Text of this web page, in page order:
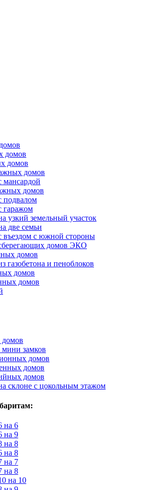
домов
домов
домов
мансардой
домов
подвалом
гаражом
узкий земельный участок
две семьи
въездом с южной стороны
домов ЭКО
домов
газобетона и пеноблоков
домов
домов
замков
домов
домов
домов
склоне с цокольным этажом
на 6
на 9
на 8
на 8
на 7
на 8
на 10